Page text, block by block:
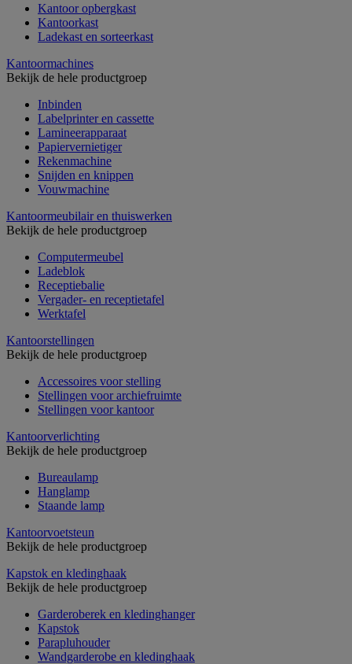
Kantoor opbergkast
Kantoorkast
Ladekast en sorteerkast
Kantoormachines
Bekijk de hele productgroep
Inbinden
Labelprinter en cassette
Lamineerapparaat
Papiervernietiger
Rekenmachine
Snijden en knippen
Vouwmachine
Kantoormeubilair en thuiswerken
Bekijk de hele productgroep
Computermeubel
Ladeblok
Receptiebalie
Vergader- en receptietafel
Werktafel
Kantoorstellingen
Bekijk de hele productgroep
Accessoires voor stelling
Stellingen voor archiefruimte
Stellingen voor kantoor
Kantoorverlichting
Bekijk de hele productgroep
Bureaulamp
Hanglamp
Staande lamp
Kantoorvoetsteun
Bekijk de hele productgroep
Kapstok en kledinghaak
Bekijk de hele productgroep
Garderoberek en kledinghanger
Kapstok
Parapluhouder
Wandgarderobe en kledinghaak